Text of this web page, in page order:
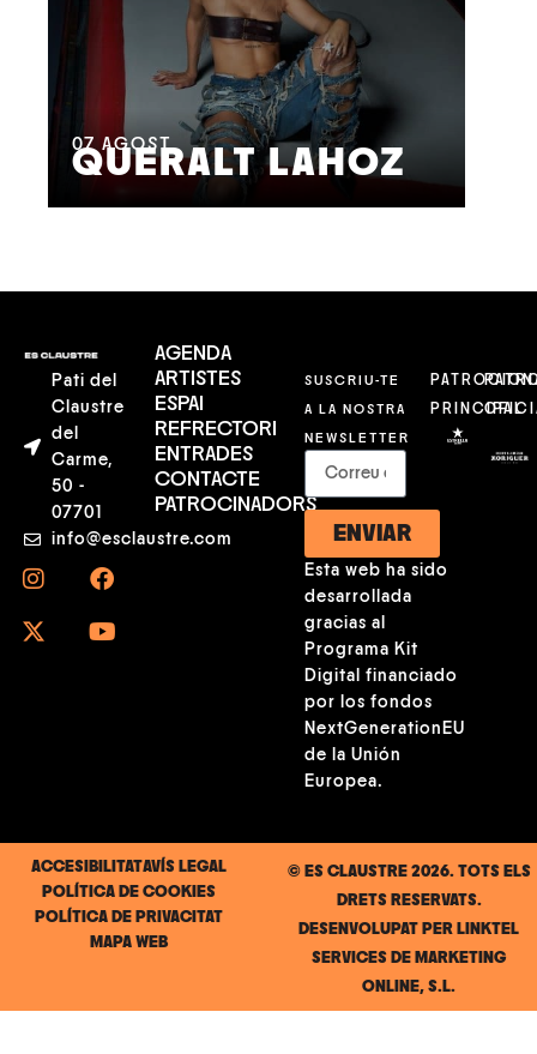
07 AGOST
QUERALT LAHOZ
Pati del
Claustre
del
Carme,
50 -
07701
info@esclaustre.com
AGENDA
ARTISTES
ESPAI
REFRECTORI
ENTRADES
CONTACTE
PATROCINADORS
SUSCRIU-TE
A LA NOSTRA
NEWSLETTER
ENVIAR
Esta web ha sido
desarrollada
gracias al
Programa Kit
Digital financiado
por los fondos
NextGenerationEU
de la Unión
Europea.
PRINCIPAL
© ES CLAUSTRE 2026. TOTS ELS
DRETS RESERVATS.
DESENVOLUPAT PER LINKTEL
SERVICES DE MARKETING
ONLINE, S.L.
ACCESIBILITATAVÍS LEGAL
POLÍTICA DE COOKIES
POLÍTICA DE PRIVACITAT
MAPA WEB